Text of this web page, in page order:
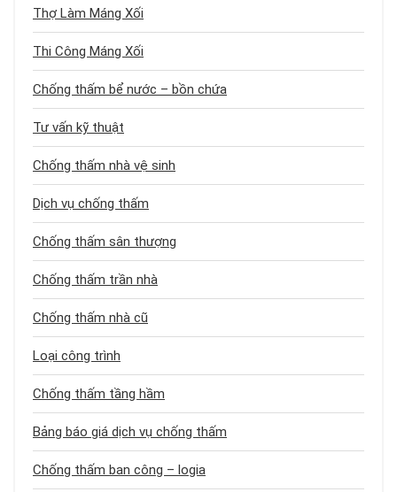
Thợ Làm Máng Xối
Thi Công Máng Xối
Chống thấm bể nước – bồn chứa
Tư vấn kỹ thuật
Chống thấm nhà vệ sinh
Dịch vụ chống thấm
Chống thấm sân thượng
Chống thấm trần nhà
Chống thấm nhà cũ
Loại công trình
Chống thấm tầng hầm
Bảng báo giá dịch vụ chống thấm
Chống thấm ban công – logia